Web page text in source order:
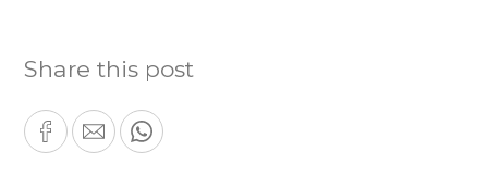
Share this post